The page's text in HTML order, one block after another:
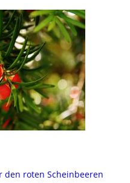
den roten Scheinbeeren